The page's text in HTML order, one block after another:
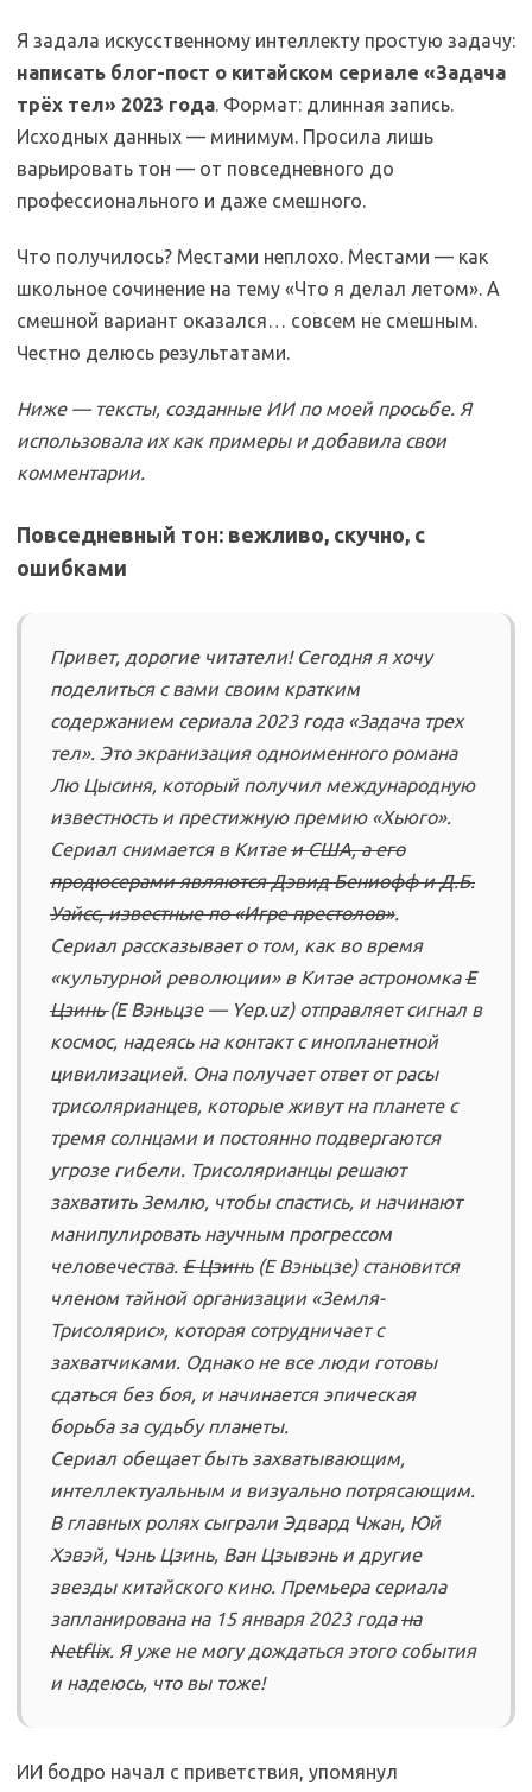
Я задала искусственному интеллекту простую задачу:
написать блог-пост о китайском сериале «Задача
трёх тел» 2023 года. Формат: длинная запись.
Исходных данных — минимум. Просила лишь
варьировать тон — от повседневного до
профессионального и даже смешного.
Что получилось? Местами неплохо. Местами — как
школьное сочинение на тему «Что я делал летом». А
смешной вариант оказался… совсем не смешным.
Честно делюсь результатами.
Ниже — тексты, созданные ИИ по моей просьбе. Я
использовала их как примеры и добавила свои
комментарии.
Повседневный тон: вежливо, скучно, с
ошибками
Привет, дорогие читатели! Сегодня я хочу
поделиться с вами своим кратким
содержанием сериала 2023 года «Задача трех
тел». Это экранизация одноименного романа
Лю Цысиня, который получил международную
известность и престижную премию «Хьюго».
Сериал снимается в Китаеи США, а его
продюсерами являются Дэвид Бениофф и Д.Б.
Уайсс, известные по «Игре престолов».
Сериал рассказывает о том, как во время
«культурной революции» в Китае астрономкаЕ
Цзинь(Е Вэньцзе — Yep.uz) отправляет сигнал в
космос, надеясь на контакт с инопланетной
цивилизацией. Она получает ответ от расы
трисолярианцев, которые живут на планете с
тремя солнцами и постоянно подвергаются
угрозе гибели. Трисолярианцы решают
захватить Землю, чтобы спастись, и начинают
манипулировать научным прогрессом
человечества. Е Цзинь(Е Вэньцзе) становится
членом тайной организации «Земля-
Трисолярис», которая сотрудничает с
захватчиками. Однако не все люди готовы
сдаться без боя, и начинается эпическая
борьба за судьбу планеты.
Сериал обещает быть захватывающим,
интеллектуальным и визуально потрясающим.
В главных ролях сыграли Эдвард Чжан, Юй
Хэвэй, Чэнь Цзинь, Ван Цзывэнь и другие
звезды китайского кино. Премьера сериала
запланирована на 15 января 2023 годана
Netflix. Я уже не могу дождаться этого события
и надеюсь, что вы тоже!
ИИ бодро начал с приветствия, упомянул